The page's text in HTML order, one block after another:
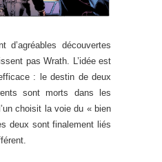
d’agréables découvertes
pas Wrath. L’idée est
: le destin de deux
sont morts dans les
choisit la voie du « bien
deux sont finalement liés